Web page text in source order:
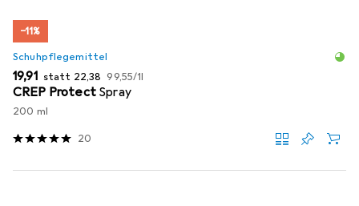
−11%
Schuhpflegemittel
EUR
19,91 statt EUR
22,38 EUR
99,55/1l
CREP Protect Spray
200 ml
20